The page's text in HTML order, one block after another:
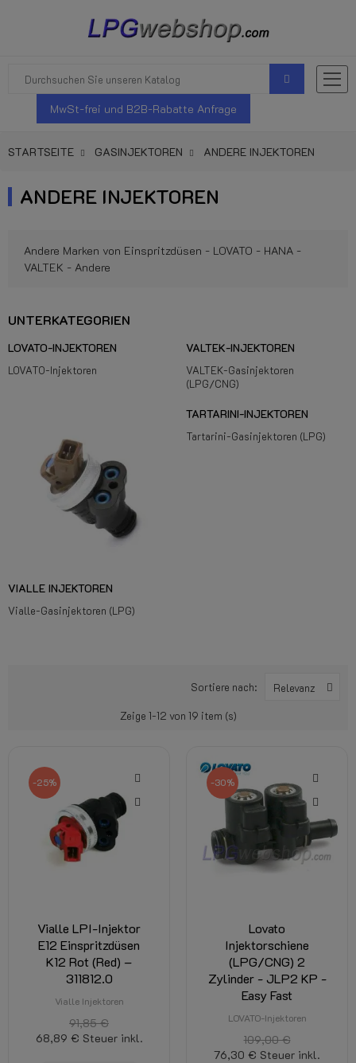
MwSt-frei und B2B-Rabatte Anfrage
STARTSEITE GASINJEKTOREN ANDERE INJEKTOREN
ANDERE INJEKTOREN
Andere Marken von Einspritzdüsen - LOVATO - HANA -
VALTEK - Andere
UNTERKATEGORIEN
LOVATO-INJEKTOREN
LOVATO-Injektoren
VALTEK-INJEKTOREN
VALTEK-Gasinjektoren
(LPG/CNG)
VIALLE INJEKTOREN
Vialle-Gasinjektoren (LPG)
TARTARINI-INJEKTOREN
Tartarini-Gasinjektoren (LPG)
Sortiere nach: Relevanz
Zeige 1-12 von 19 item (s)
-25%
Vialle LPI-Injektor
E12 Einspritzdüsen
K12 Rot (Red) –
311812.0
Vialle Injektoren
91,85 €
68,89 € Steuer inkl.
-30%
Lovato
Injektorschiene
(LPG/CNG) 2
Zylinder - JLP2 KP -
Easy Fast
LOVATO-Injektoren
109,00 €
76,30 € Steuer inkl.